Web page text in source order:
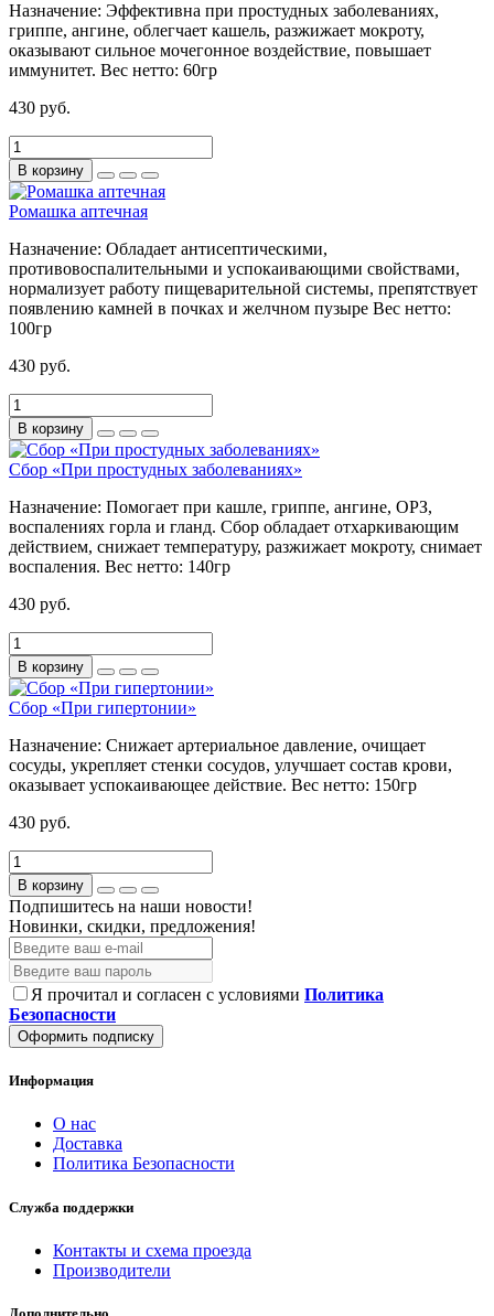
Назначение: Эффективна при простудных заболеваниях,
гриппе, ангине, облегчает кашель, разжижает мокроту,
оказывают сильное мочегонное воздействие, повышает
иммунитет. Вес нетто: 60гр
430 руб.
В корзину
Ромашка аптечная
Назначение: Обладает антисептическими,
противовоспалительными и успокаивающими свойствами,
нормализует работу пищеварительной системы, препятствует
появлению камней в почках и желчном пузыре Вес нетто:
100гр
430 руб.
В корзину
Сбор «При простудных заболеваниях»
Назначение: Помогает при кашле, гриппе, ангине, ОРЗ,
воспалениях горла и гланд. Сбор обладает отхаркивающим
действием, снижает температуру, разжижает мокроту, снимает
воспаления. Вес нетто: 140гр
430 руб.
В корзину
Сбор «При гипертонии»
Назначение: Снижает артериальное давление, очищает
сосуды, укрепляет стенки сосудов, улучшает состав крови,
оказывает успокаивающее действие. Вес нетто: 150гр
430 руб.
В корзину
Подпишитесь на наши новости!
Новинки, скидки, предложения!
Я прочитал и согласен с условиями Политика
Безопасности
Оформить подписку
Информация
О нас
Доставка
Политика Безопасности
Служба поддержки
Контакты и схема проезда
Производители